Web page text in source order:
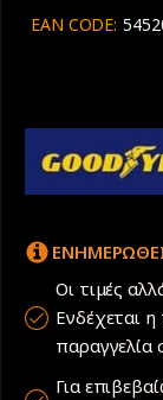
EAN CODE:
Οι τιμές
Ενδέχεται η
παραγγελία
Για